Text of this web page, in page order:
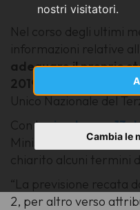
nostri visitatori.
Cambia le
Nel corso degli ultimi
informazioni relative
adeguare il proprio
2019
in vista
Unico Nazionale del
Con lacircolare n. 13
Ministero del Lavoro e
chiarito alcuni termini
“La previsione recata
2, per altro verso